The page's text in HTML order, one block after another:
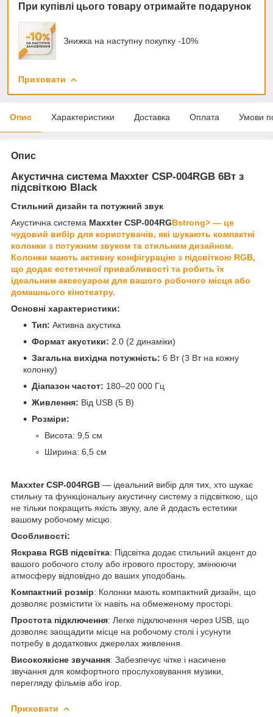
При купівлі цього товару отримайте подарунок
Знижка на наступну покупку -10%
Приховати
Опис Характеристики Доставка Оплата Умови
Опис
Акустична система Maxxter CSP-004RGB 6Вт з
підсвіткою Black
Стильний дизайн та потужний звук
Акустична система Maxxter CSP-004RGBstrong> — це
чудовий вибір для користувачів, які шукають компактні
колонки з потужним звуком та стильним дизайном.
Колонки мають активну конфігурацію з підсвіткою RGB,
що додає естетичної привабливості та робить їх
ідеальним аксесуаром для вашого робочого місця або
домашнього кінотеатру.
Основні характеристики:
Тип: Активна акустика
Формат акустики: 2.0 (2 динаміки)
Загальна вихідна потужність: 6 Вт (3 Вт на кожну
колонку)
Діапазон частот: 180–20 000 Гц
Живлення: Від USB (5 В)
Розміри:
Висота: 9,5 см
Ширина: 6,5 см
Maxxter CSP-004RGB — ідеальний вибір для тих, хто шукає
стильну та функціональну акустичну систему з підсвіткою, що
не тільки покращить якість звуку, але й додасть естетики
вашому робочому місцю.
Особливості:
Яскрава RGB підсвітка: Підсвітка додає стильний акцент до
вашого робочого столу або ігрового простору, змінюючи
атмосферу відповідно до ваших уподобань.
Компактний розмір: Колонки мають компактний дизайн, що
дозволяє розмістити їх навіть на обмеженому просторі.
Простота підключення: Легке підключення через USB, що
дозволяє заощадити місце на робочому столі і усунути
потребу в додаткових джерелах живлення.
Високоякісне звучання: Забезпечує чітке і насичене
звучання для комфортного прослуховування музики,
перегляду фільмів або ігор.
Приховати